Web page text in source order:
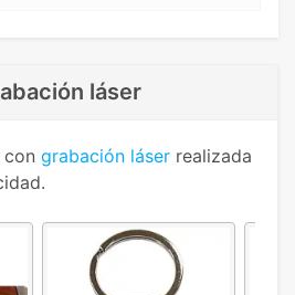
láser
grabación láser realizada